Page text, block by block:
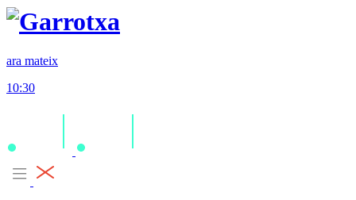
ara mateix
10:30